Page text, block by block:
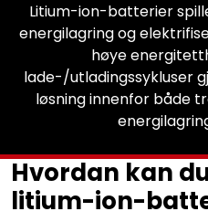
Litium-ion-batterier
energilagring og
høye
lade-/utladingssykluser
løsning innenfor både
Hvordan kan
litium-ion-
Redningskammere
Maskinsikring
Nyheter